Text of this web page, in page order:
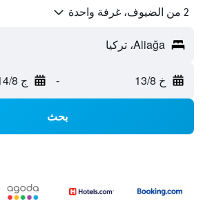
2 من الضيوف، غرفة واحدة
Aliağa، تركيا
خ 13/8 - ج 14/8
بحث